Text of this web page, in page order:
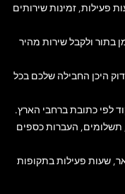
פעילות, זמינות שירותים
בתור ולקבל שירות מהיר
היכן החבילה שלכם בכל
לפי כתובת ברחבי הארץ.
תשלומים, העברות כספים
שעות פעילות בתקופות